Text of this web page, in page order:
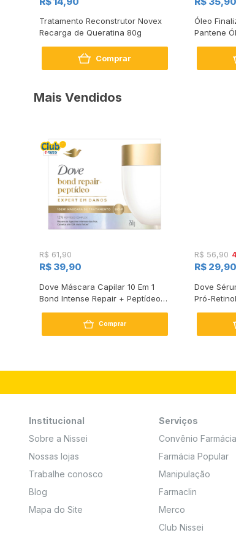
Tratamento Reconstrutor Novex
Recarga de Queratina 80g
Comprar
Óleo
Pantene
Mais Vendidos
R$ 61,90
R$ 39,90
Dove Máscara Capilar 10 Em 1
Bond Intense Repair + Peptídeo
Comprar
R$ 56,90
R$ 29,90
Dove
Pró-
Institucional
Sobre a Nissei
Nossas lojas
Trabalhe conosco
Blog
Mapa do Site
Serviços
Convênio
Farmácia Popular
Manipulação
Farmaclin
Merco
Club Nissei